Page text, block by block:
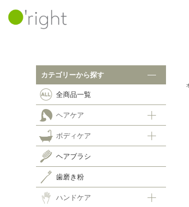
カテゴリーから探す
全商品一覧
ヘアケア
シャンプー
ヘアトリートメント
スキャルプケア
ホームケア
カテゴリーから探す
全商品一覧
ヘアケア
ボディケア
ヘアブラシ
歯磨き粉
ハンドケア